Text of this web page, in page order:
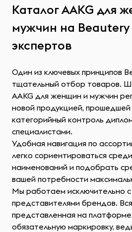
Каталог AAKG для
мужчин на
экспертов
Один из ключевых принципов
тщательный отбор товаров.
AAKG для женщин и мужчин
новой продукцией, прошедшей
категорийный контроль
специалистами.
Удобная навигация по
легко сориентироваться
наименований и подобрать
вашей потребности
Мы работаем исключительно
представителями брендов.
представленная на
обязательную маркировку,